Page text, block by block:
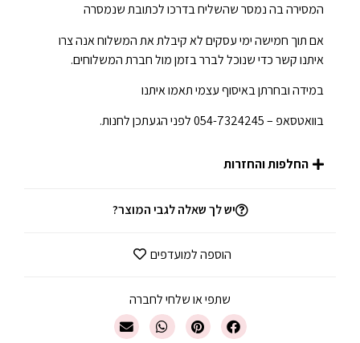
המסירה בה נמסר שהשליח בדרכו לכתובת שנמסרה
אם תוך חמישה ימי עסקים לא קיבלת את המשלוח אנה צרו
איתנו קשר כדי שנוכל לברר בזמן מול חברת המשלוחים.
במידה ובחרתן באיסוף עצמי תאמו איתנו
בוואטסאפ – 054-7324245 לפני הגעתכן לחנות.
החלפות והחזרות
יש לך שאלה לגבי המוצר?
הוספה למועדפים
שתפי או שלחי לחברה